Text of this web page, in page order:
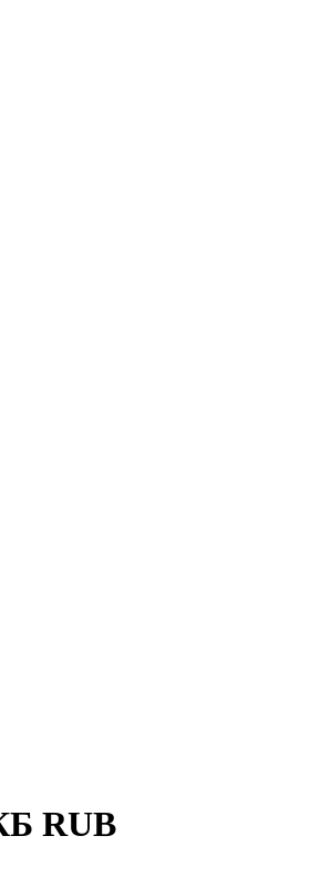
RUB